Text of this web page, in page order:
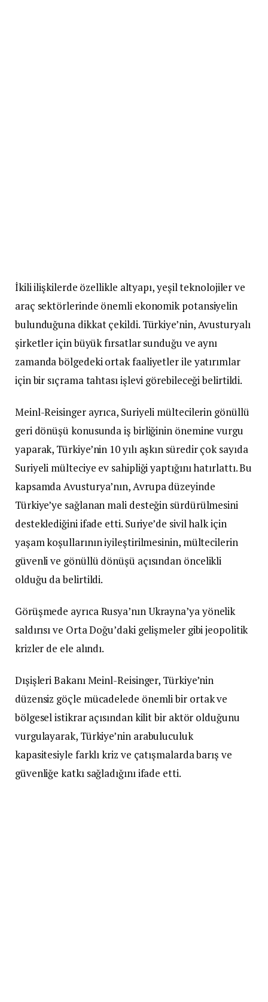
İkili ilişkilerde özellikle altyapı, yeşil teknolojiler ve
araç sektörlerinde önemli ekonomik potansiyelin
bulunduğuna dikkat çekildi. Türkiye’nin, Avusturyalı
şirketler için büyük fırsatlar sunduğu ve aynı
zamanda bölgedeki ortak faaliyetler ile yatırımlar
için bir sıçrama tahtası işlevi görebileceği belirtildi.
Meinl-Reisinger ayrıca, Suriyeli mültecilerin gönüllü
geri dönüşü konusunda iş birliğinin önemine vurgu
yaparak, Türkiye’nin 10 yılı aşkın süredir çok sayıda
Suriyeli mülteciye ev sahipliği yaptığını hatırlattı. Bu
kapsamda Avusturya’nın, Avrupa düzeyinde
Türkiye’ye sağlanan mali desteğin sürdürülmesini
desteklediğini ifade etti. Suriye’de sivil halk için
yaşam koşullarının iyileştirilmesinin, mültecilerin
güvenli ve gönüllü dönüşü açısından öncelikli
olduğu da belirtildi.
Görüşmede ayrıca Rusya’nın Ukrayna’ya yönelik
saldırısı ve Orta Doğu’daki gelişmeler gibi jeopolitik
krizler de ele alındı.
Dışişleri Bakanı Meinl-Reisinger, Türkiye’nin
düzensiz göçle mücadelede önemli bir ortak ve
bölgesel istikrar açısından kilit bir aktör olduğunu
vurgulayarak, Türkiye’nin arabuluculuk
kapasitesiyle farklı kriz ve çatışmalarda barış ve
güvenliğe katkı sağladığını ifade etti.